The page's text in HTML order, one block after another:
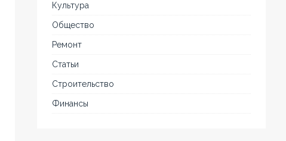
Культура
Общество
Ремонт
Статьи
Строительство
Финансы